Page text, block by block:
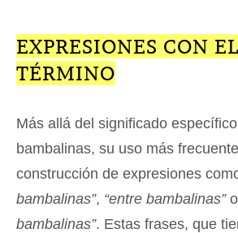
EXPRESIONES CON EL
TÉRMINO
Más allá del significado
bambalinas, su uso más
construcción de expresiones
bambalinas”, “entre bambalinas”o
bambalinas”. Estas frases, que